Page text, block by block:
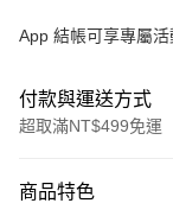
App 結帳可享專屬活
付款與運送方式
超取滿NT$499免運
信用卡一次付款
商品特色